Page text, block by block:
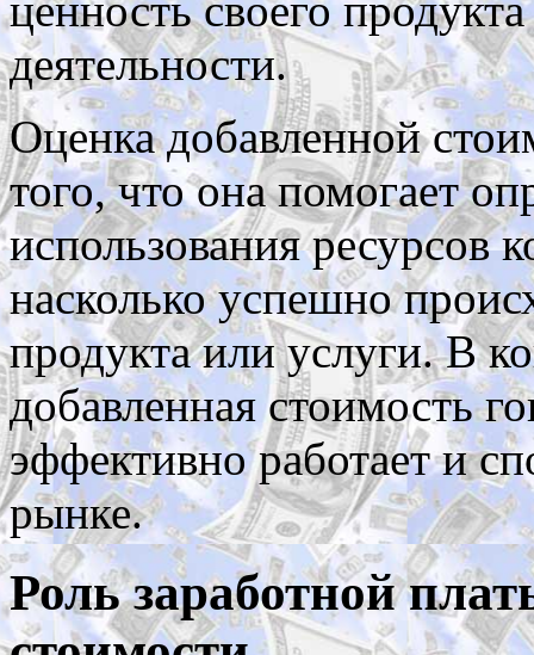
ценность своего
деятельности.
Оценка добавленной
того, что она помогает
использования ресурсов
насколько успешно
продукта или услуги. В
добавленная стоимость
эффективно работает и
рынке.
Роль заработной